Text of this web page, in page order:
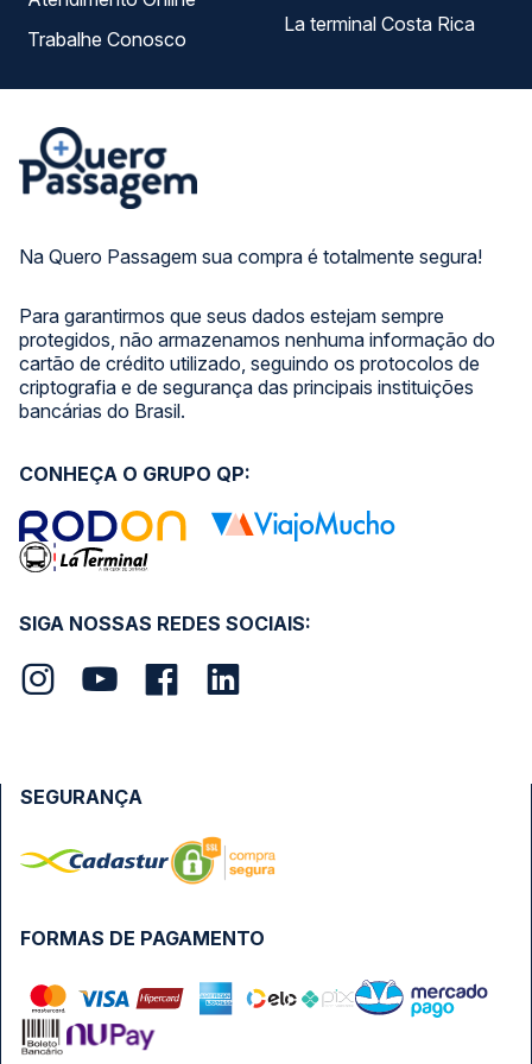
Na Quero Passagem sua compra é totalmente segura!
Para garantirmos que seus dados estejam sempre
protegidos, não armazenamos nenhuma informação do
cartão de crédito utilizado, seguindo os protocolos de
criptografia e de segurança das principais instituições
bancárias do Brasil.
Trabalhe Conosco
La terminal Costa Rica
SIGA NOSSAS REDES SOCIAIS:
CONHEÇA O GRUPO QP:
FORMAS DE PAGAMENTO
SEGURANÇA